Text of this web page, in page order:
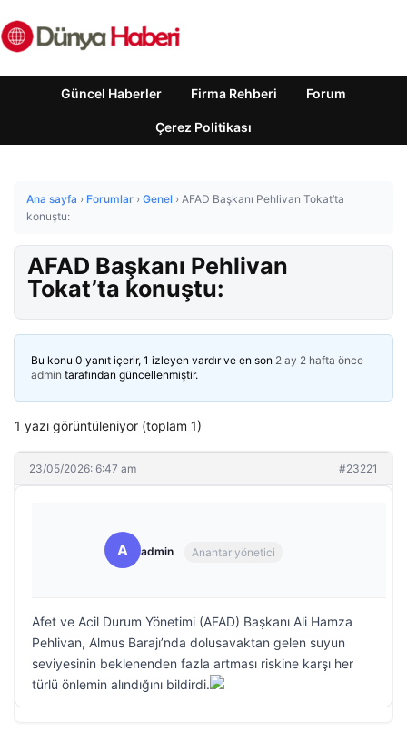
Güncel Haberler Firma Rehberi Forum
Çerez Politikası
Ana sayfa › Forumlar › Genel › AFAD Başkanı Pehlivan Tokat’ta
konuştu:
AFAD Başkanı Pehlivan
Tokat’ta konuştu:
Bu konu 0 yanıt içerir, 1 izleyen vardır ve en son 2 ay 2 hafta önce
admin tarafından güncellenmiştir.
1 yazı görüntüleniyor (toplam 1)
23/05/2026: 6:47 am #23221
A admin Anahtar yönetici
Afet ve Acil Durum Yönetimi (AFAD) Başkanı Ali Hamza
Pehlivan, Almus Barajı’nda dolusavaktan gelen suyun
seviyesinin beklenenden fazla artması riskine karşı her
türlü önlemin alındığını bildirdi.